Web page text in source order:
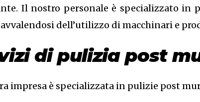
Il nostro personale è specializzato in
avvalendosi dell’utilizzo di macchinari e
di pulizia post
impresa è specializzata in pulizie post